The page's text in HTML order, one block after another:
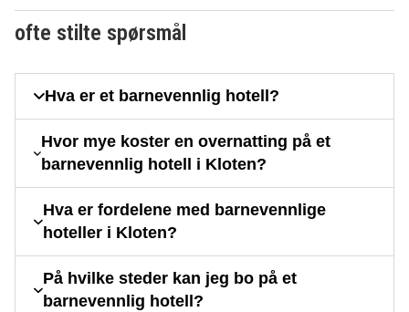
ofte stilte spørsmål
Hva er et barnevennlig hotell?
Hvor mye koster en overnatting på et
barnevennlig hotell i Kloten?
Hva er fordelene med barnevennlige
hoteller i Kloten?
På hvilke steder kan jeg bo på et
barnevennlig hotell?